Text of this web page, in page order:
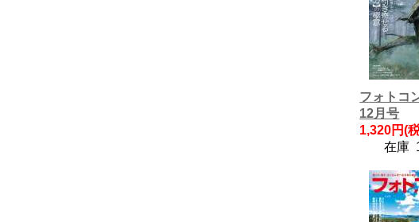
フォトコ
12月号
1,320円(
在庫